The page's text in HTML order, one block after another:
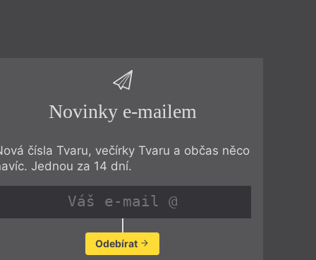
Novinky e-mailem
čísla Tvaru, večírky Tvaru a občas něco
Jednou za 14 dní.
Odebírat